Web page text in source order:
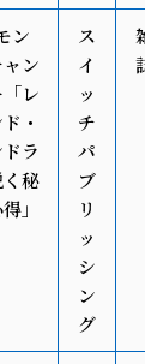
ン
ャン
「レ
・
ラ
秘
」
ス
イ
ッ
チ
パ
ブ
リ
ッ
シ
ン
グ